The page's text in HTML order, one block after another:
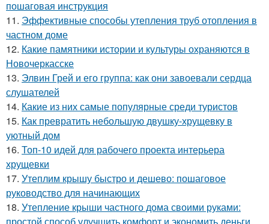
пошаговая инструкция
11. Эффективные способы утепления труб отопления в
частном доме
12. Какие памятники истории и культуры охраняются в
Новочеркасске
13. Элвин Грей и его группа: как они завоевали сердца
слушателей
14. Какие из них самые популярные среди туристов
15. Как превратить небольшую двушку-хрущевку в
уютный дом
16. Топ-10 идей для рабочего проекта интерьера
хрущевки
17. Утеплим крышу быстро и дешево: пошаговое
руководство для начинающих
18. Утепление крыши частного дома своими руками: